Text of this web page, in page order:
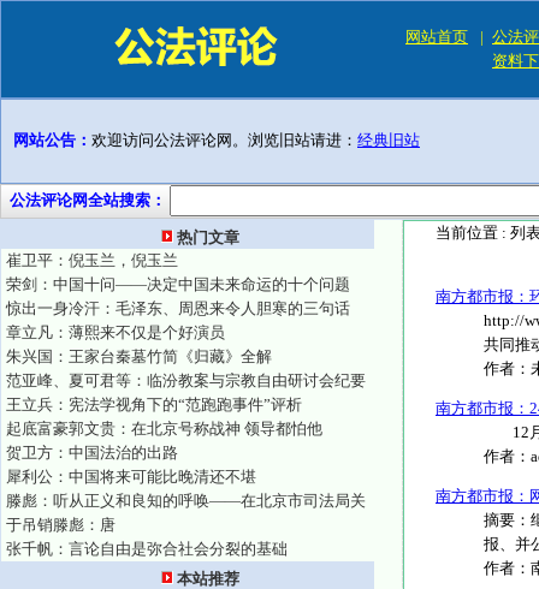
网站首页 | 公法
资料
网站公告： 欢迎访问公法评论网。浏览旧站请进： 经典旧站
公法评论网全站搜索：
热门文章
崔卫平：倪玉兰，倪玉兰
荣剑：中国十问——决定中国未来命运的十个问题
惊出一身冷汗：毛泽东、周恩来令人胆寒的三句话
章立凡：薄熙来不仅是个好演员
朱兴国：王家台秦墓竹简《归藏》全解
范亚峰、夏可君等：临汾教案与宗教自由研讨会纪要
王立兵：宪法学视角下的“范跑跑事件”评析
起底富豪郭文贵：在北京号称战神 领导都怕他
贺卫方：中国法治的出路
犀利公：中国将来可能比晚清还不堪
滕彪：听从正义和良知的呼唤——在北京市司法局关
于吊销滕彪：唐
张千帆：言论自由是弥合社会分裂的基础
本站推荐
当前位置 : 列
南方都市报：
http://
共同推
作者：
南方都市报：
12月
作者：
南方都市报：
摘要：
报、并
作者：